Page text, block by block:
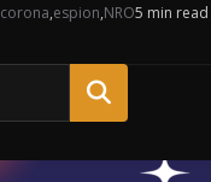
corona,espion,NRO5 min read